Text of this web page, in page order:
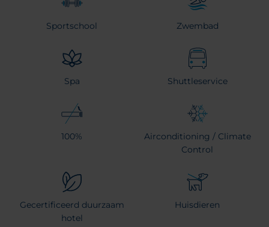
Sportschool Zwembad
Spa Shuttleservice
100%
Airconditioning / Climate
Control
Gecertificeerd duurzaam
hotel
Huisdieren